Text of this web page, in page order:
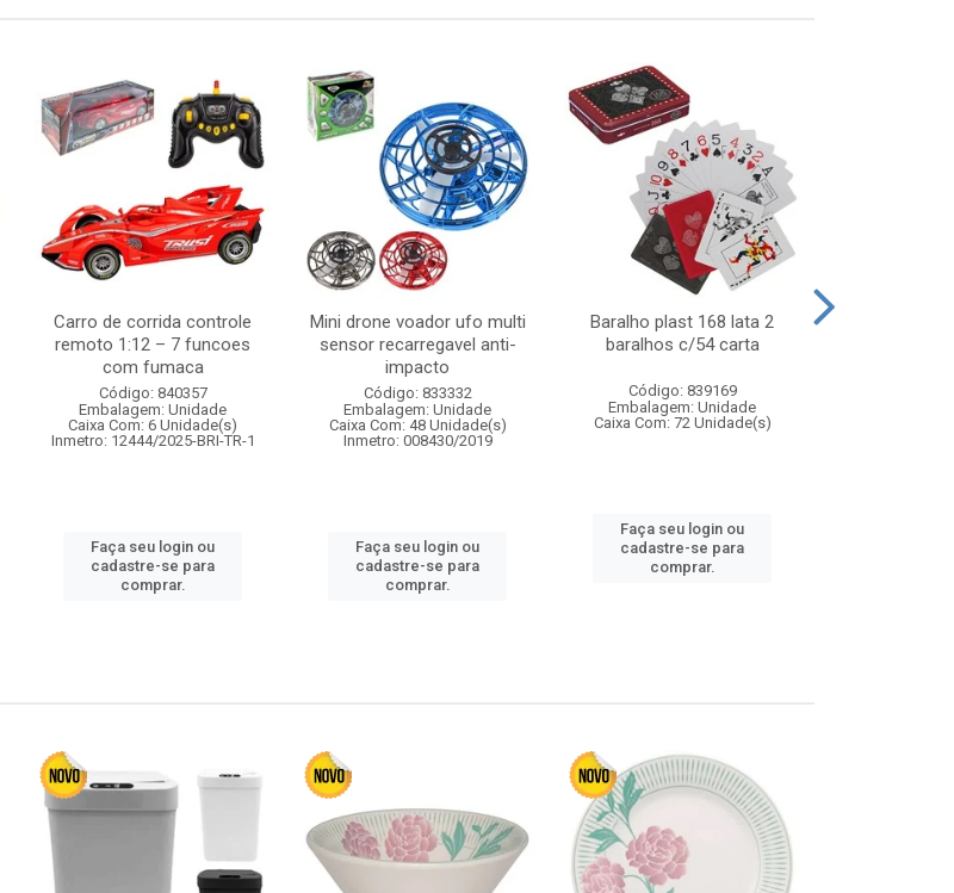
Carro de corrida controle
remoto 1:12 – 7 funcoes
com fumaca
Código: 840357
Embalagem: Unidade
Caixa Com: 6 Unidade(s)
Inmetro: 12444/2025-BRI-TR-1
Faça seu login ou
cadastre-se para
comprar.
Mini drone voador ufo multi
sensor recarregavel anti-
impacto
Código: 833332
Embalagem: Unidade
Caixa Com: 48 Unidade(s)
Inmetro: 008430/2019
Faça seu login ou
cadastre-se para
comprar.
Baralho plast 168 lata 2
baralhos c/54 carta
Código: 839169
Embalagem: Unidade
Caixa Com: 72 Unidade(s)
Faça seu login ou
cadastre-se para
comprar.